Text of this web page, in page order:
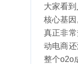
大家看
核心基
真正非
动电商
整个o2o